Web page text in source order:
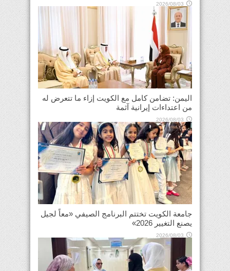
2026/08/03
اليمن: تضامن كامل مع الكويت إزاء ما تتعرض له
من اعتداءات إيرانية آثمة
2026/08/03
جامعة الكويت تختتم البرنامج الصيفي «معاً لجيل
يصنع التغيير 2026»
2026/08/03